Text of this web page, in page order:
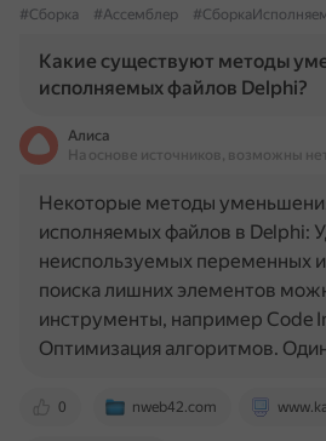
#Сборка
#Ассемблер
Какие существуют методы
исполняемых файлов Delphi?
Алиса
На основе источников, возможны
0 nweb42.com
Некоторые методы
исполняемых файлов в Delphi:
неиспользуемых переменных
поиска лишних элементов
инструменты, например Code
Оптимизация алгоритмов.